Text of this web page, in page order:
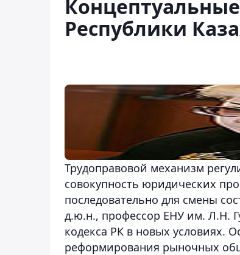
Республики
Трудоправовой механизм
совокупность юридических
последовательно для смены
д.ю.н., профессор ЕНУ им. Л.Н.
кодекса РК в новых условиях.
реформирования рыночных